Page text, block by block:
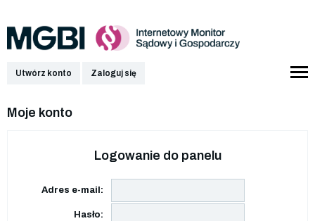
Utwórz konto Zaloguj się
Moje konto
Logowanie do panelu
Adres e-mail:
Hasło: